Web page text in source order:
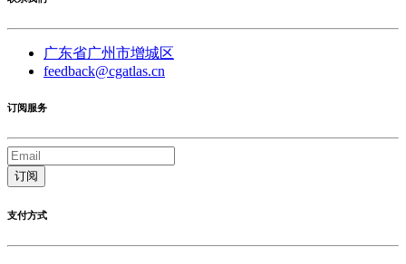
广东省广州市增城区
feedback@cgatlas.cn
订阅服务
订阅
支付方式